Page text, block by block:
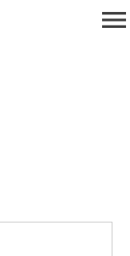
menu